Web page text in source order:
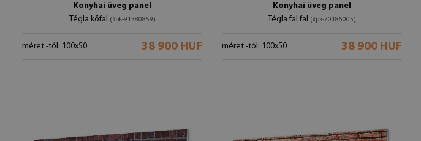
Konyhai üveg panel
Tégla kőfal (#pk-91380859)
méret -tól: 100x50 38 900 HUF
Konyhai üveg panel
Tégla fal fal (#pk-70186005)
méret -tól: 100x50 38 900 HUF